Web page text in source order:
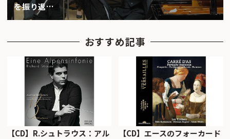
を振り返…
おすすめ記事
【CD】R.シュトラウス：アル
【CD】エースのフォーカード